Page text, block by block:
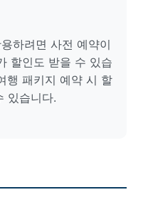
하려면 사전 예약이
할인도 받을 수 있습
행 패키지 예약 시 할
있습니다.